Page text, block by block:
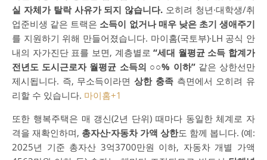
실 자체가 탈락 사유가 되지 않습니다. 오히려 청년·대학생/취
업준비생 같은 트랙은 소득이 없거나 매우 낮은 초기 생애주기
를 지원하기 위해 만들어졌습니다. 마이홈(국토부)·LH 공식 안
내의 자가진단 표를 보면, 계층별로“세대 월평균 소득 합계가
전년도 도시근로자 월평균 소득의 ○○% 이하”같은 상한선만
제시됩니다. 즉, 무소득이라면상한 충족측면에서 오히려 유
리할 수 있습니다. 마이홈+1
또한 행복주택은 매 갱신(2년 단위) 때마다 동일한 체계로 자
격을 재확인하며, 총자산·자동차 가액 상한도 함께 봅니다. (예:
2025년 기준 총자산 3억3700만원 이하, 자동차 개별 가액